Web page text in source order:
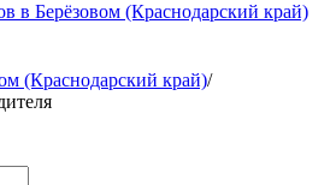
в Берёзовом (Краснодарский край)
(Краснодарский край)/